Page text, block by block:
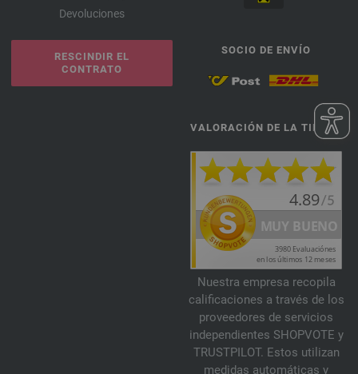
Devoluciones
RESCINDIR EL
CONTRATO
SOCIO DE ENVÍO
VALORACIÓN DE LA TIENDA
Nuestra empresa recopila
calificaciones a través de los
proveedores de servicios
independientes SHOPVOTE y
TRUSTPILOT. Estos utilizan
medidas automáticas y